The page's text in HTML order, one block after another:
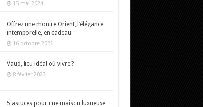
15 mai 2024
Offrez une montre Orient, l’élégance
intemporelle, en cadeau
16 octobre 2023
Vaud, lieu idéal où vivre ?
8 février 2023
5 astuces pour une maison luxueuse